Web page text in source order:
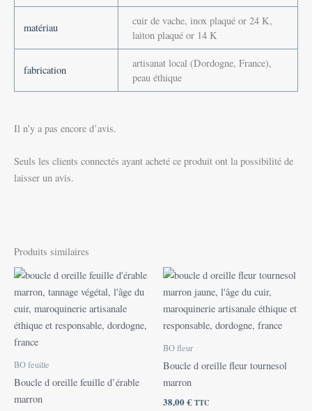
matériau
cuir de vache, inox plaqué or 24 K,
laiton plaqué or 14 K
fabrication
artisanat local (Dordogne, France),
peau éthique
Il n’y a pas encore d’avis.
Seuls les clients connectés ayant acheté ce produit ont la possibilité de
laisser un avis.
Produits similaires
BO feuille
Boucle d oreille feuille d’érable
marron
BO fleur
Boucle d oreille fleur tournesol
marron
38,00€TTC